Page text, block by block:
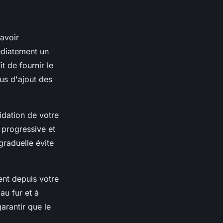
un
de fournir le
d'ajout des
de votre
et
évite
depuis votre
fur et à
que le